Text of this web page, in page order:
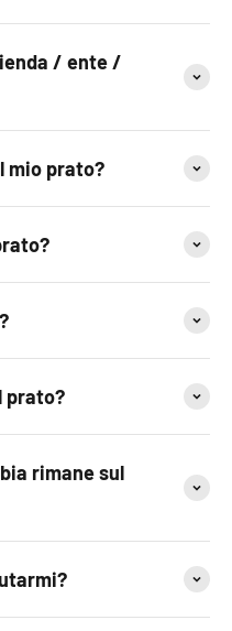
/ ente /
mio prato?
prato?
rimane sul